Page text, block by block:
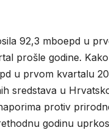
92,3 mboepd u
prošle godine.
u prvom kvartalu
sredstava u
protiv
godinu